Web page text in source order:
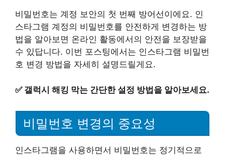
비밀번호는 계정 보안의 첫 번째 방어선이에요. 인
스타그램 계정의 비밀번호를 안전하게 변경하는 방
법을 알아보면 온라인 활동에서의 안전을 보장받을
수 있답니다. 이번 포스팅에서는 인스타그램 비밀번
호 변경 방법을 자세히 설명드릴게요.
✅ 갤럭시 해킹 막는 간단한 설정 방법을 알아보세요.
비밀번호 변경의 중요성
인스타그램을 사용하면서 비밀번호는 정기적으로